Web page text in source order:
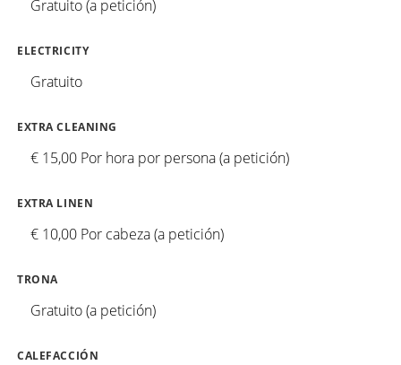
Gratuito (a petición)
ELECTRICITY
Gratuito
EXTRA CLEANING
€ 15,00 Por hora por persona (a petición)
EXTRA LINEN
€ 10,00 Por cabeza (a petición)
TRONA
Gratuito (a petición)
CALEFACCIÓN